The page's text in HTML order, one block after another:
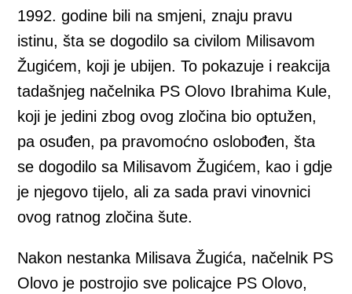
1992. godine bili na smjeni, znaju pravu
istinu, šta se dogodilo sa civilom Milisavom
Žugićem, koji je ubijen. To pokazuje i reakcija
tadašnjeg načelnika PS Olovo Ibrahima Kule,
koji je jedini zbog ovog zločina bio optužen,
pa osuđen, pa pravomoćno oslobođen, šta
se dogodilo sa Milisavom Žugićem, kao i gdje
je njegovo tijelo, ali za sada pravi vinovnici
ovog ratnog zločina šute.
Nakon nestanka Milisava Žugića, načelnik PS
Olovo je postrojio sve policajce PS Olovo,